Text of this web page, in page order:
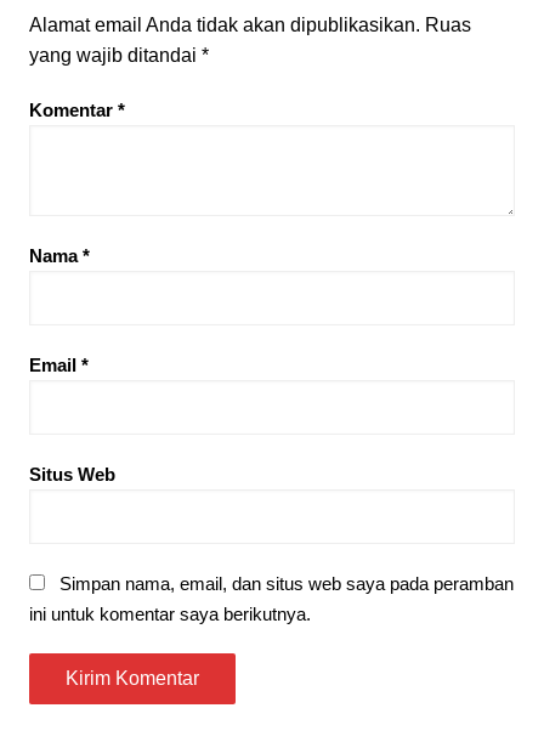
Alamat email Anda tidak akan dipublikasikan. Ruas
yang wajib ditandai *
Komentar *
Nama*
Email *
Situs Web
Simpan nama, email, dan situs web saya pada peramban
ini untuk komentar saya berikutnya.